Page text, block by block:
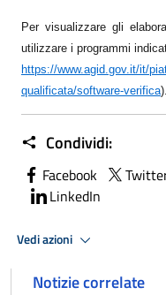
Per visualizzare gli
utilizzare i programmi
https://www.agid.gov.it/it/
qualificata/software-verifica).
Condividi:
Facebook
LinkedIn
Vedi azioni
Notizie correlate